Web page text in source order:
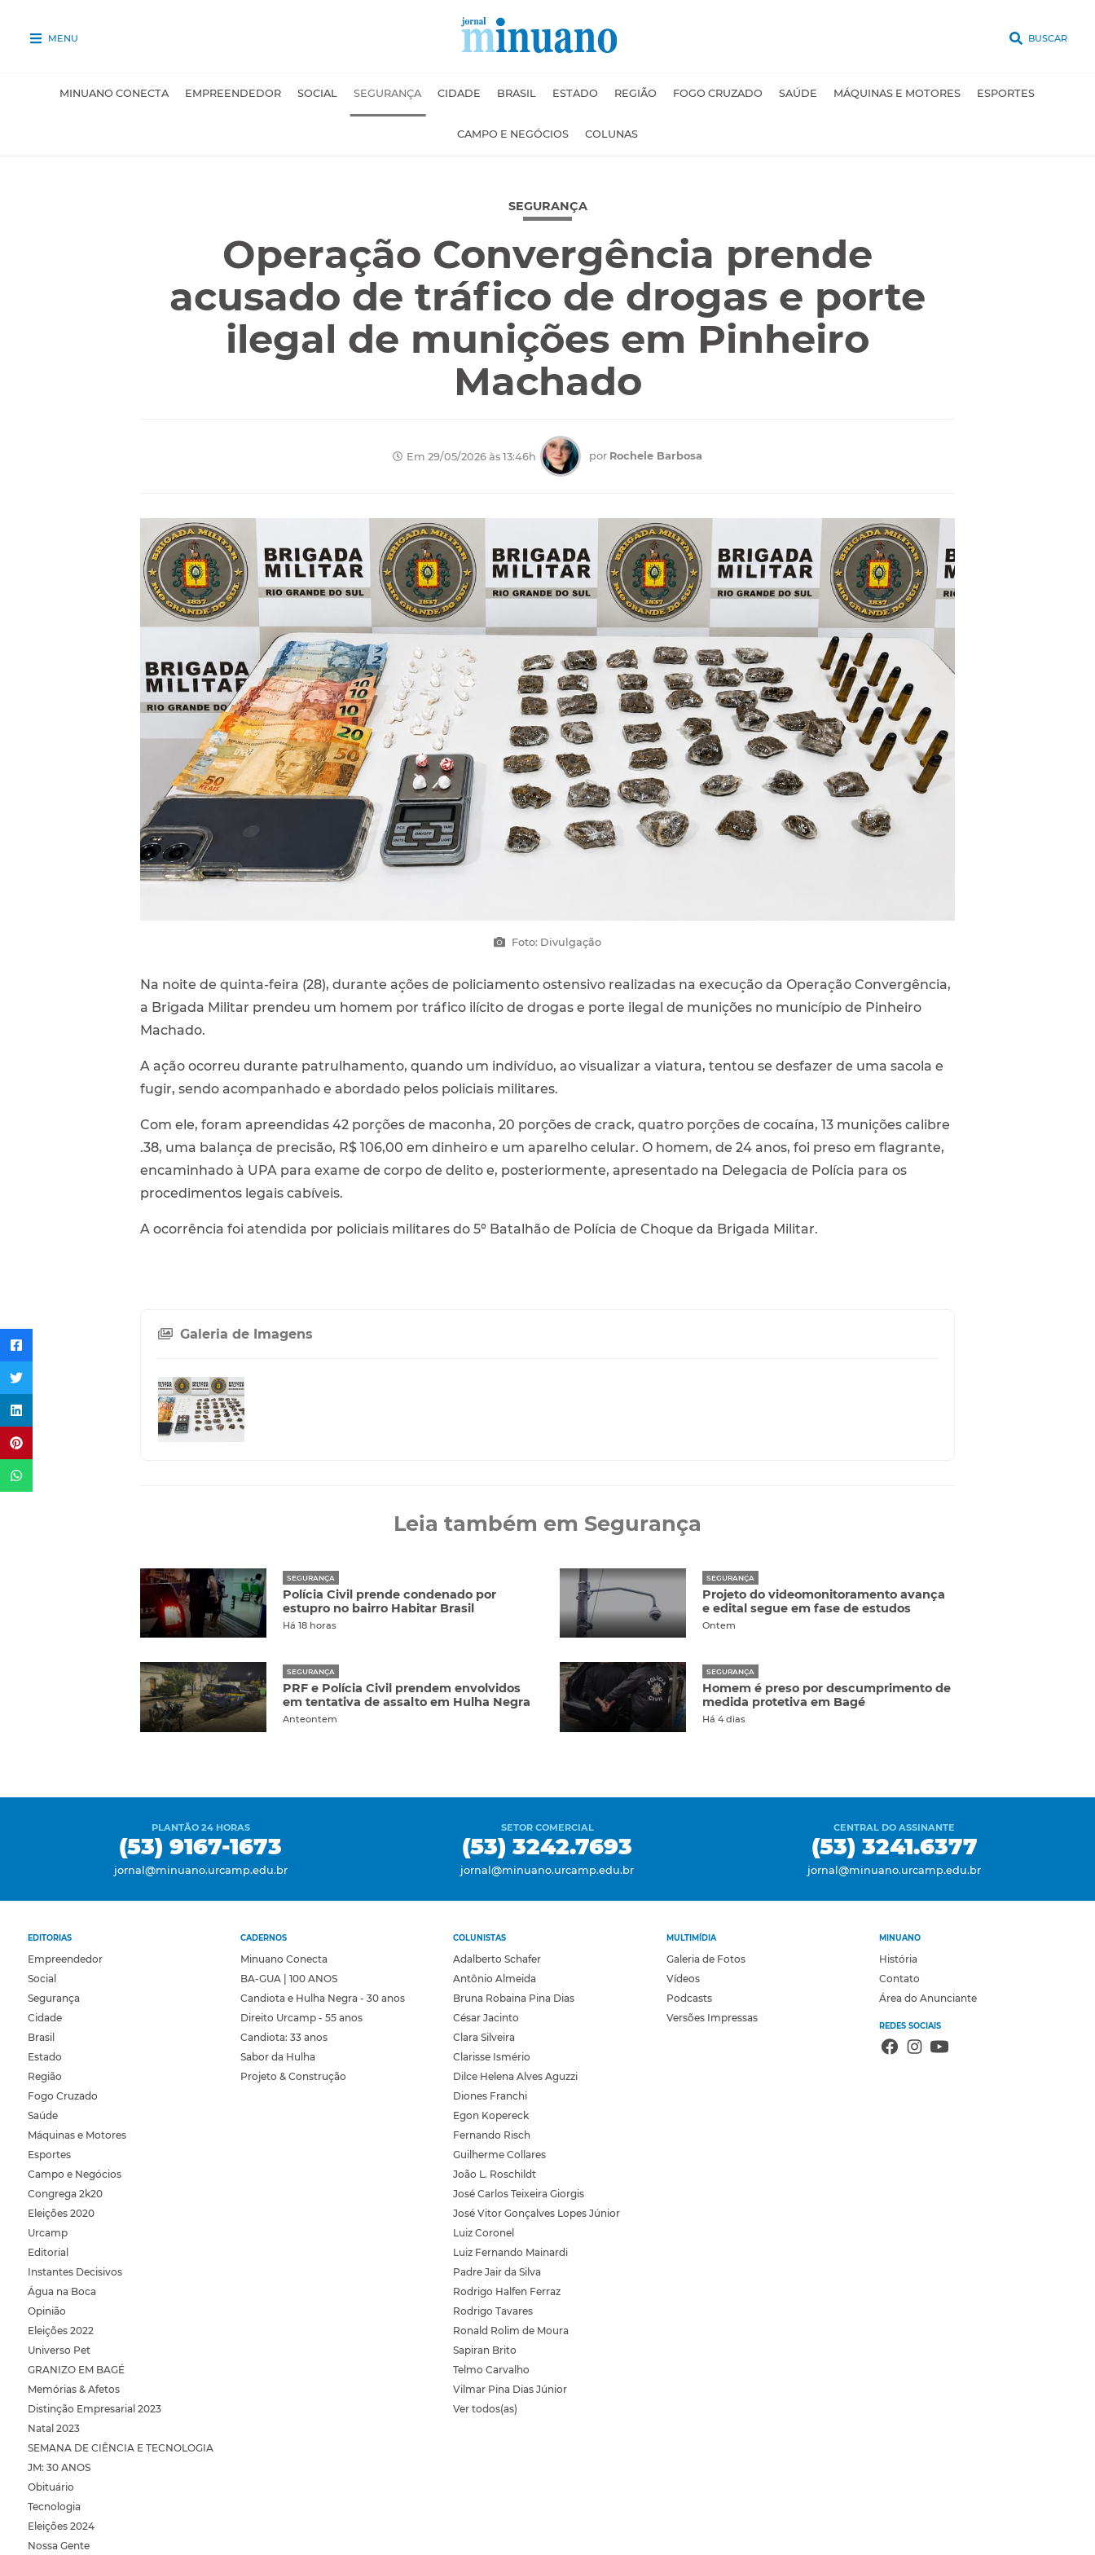
MENU BUSCAR
MINUANO CONECTA EMPREENDEDOR SOCIAL SEGURANÇA CIDADE BRASIL ESTADO REGIÃO FOGO CRUZADO SAÚDE MÁQUINAS E MOTORES ESPORTES
CAMPO E NEGÓCIOS COLUNAS
SEGURANÇA
Operação Convergência prende
acusado de tráfico de drogas e porte
ilegal de munições em Pinheiro
Machado
Em 29/05/2026 às 13:46h por Rochele Barbosa
Foto: Divulgação
Na noite de quinta-feira (28), durante ações de policiamento ostensivo realizadas na execução da Operação Convergência,
a Brigada Militar prendeu um homem por tráfico ilícito de drogas e porte ilegal de munições no município de Pinheiro
Machado.
A ação ocorreu durante patrulhamento, quando um indivíduo, ao visualizar a viatura, tentou se desfazer de uma sacola e
fugir, sendo acompanhado e abordado pelos policiais militares.
Com ele, foram apreendidas 42 porções de maconha, 20 porções de crack, quatro porções de cocaína, 13 munições calibre
.38, uma balança de precisão, R$ 106,00 em dinheiro e um aparelho celular. O homem, de 24 anos, foi preso em flagrante,
encaminhado à UPA para exame de corpo de delito e, posteriormente, apresentado na Delegacia de Polícia para os
procedimentos legais cabíveis.
A ocorrência foi atendida por policiais militares do 5º Batalhão de Polícia de Choque da Brigada Militar.
Galeria de Imagens
Leia também em Segurança
SEGURANÇA
Polícia Civil prende condenado por
estupro no bairro Habitar Brasil
Há 18 horas
SEGURANÇA
Projeto do videomonitoramento avança
e edital segue em fase de estudos
Ontem
SEGURANÇA
PRF e Polícia Civil prendem envolvidos
em tentativa de assalto em Hulha Negra
Anteontem
SEGURANÇA
Homem é preso por descumprimento de
medida protetiva em Bagé
Há 4 dias
PLANTÃO 24 HORAS
(53) 9167-1673
jornal@minuano.urcamp.edu.br
SETOR COMERCIAL
(53) 3242.7693
jornal@minuano.urcamp.edu.br
CENTRAL DO ASSINANTE
(53) 3241.6377
jornal@minuano.urcamp.edu.br
EDITORIAS
Empreendedor
Social
Segurança
Cidade
Brasil
Estado
Região
Fogo Cruzado
Saúde
Máquinas e Motores
Esportes
Campo e Negócios
Congrega 2k20
Eleições 2020
Urcamp
Editorial
Instantes Decisivos
Água na Boca
Opinião
Eleições 2022
Universo Pet
GRANIZO EM BAGÉ
Memórias & Afetos
Distinção Empresarial 2023
Natal 2023
SEMANA DE CIÊNCIA E TECNOLOGIA
JM: 30 ANOS
Obituário
Tecnologia
Eleições 2024
Nossa Gente
CADERNOS
Minuano Conecta
BA-GUA | 100 ANOS
Candiota e Hulha Negra - 30 anos
Direito Urcamp - 55 anos
Candiota: 33 anos
Sabor da Hulha
Projeto & Construção
COLUNISTAS
Adalberto Schafer
Antônio Almeida
Bruna Robaina Pina Dias
César Jacinto
Clara Silveira
Clarisse Ismério
Dilce Helena Alves Aguzzi
Diones Franchi
Egon Kopereck
Fernando Risch
Guilherme Collares
João L. Roschildt
José Carlos Teixeira Giorgis
José Vitor Gonçalves Lopes Júnior
Luiz Coronel
Luiz Fernando Mainardi
Padre Jair da Silva
Rodrigo Halfen Ferraz
Rodrigo Tavares
Ronald Rolim de Moura
Sapiran Brito
Telmo Carvalho
Vilmar Pina Dias Júnior
Ver todos(as)
MULTIMÍDIA
Galeria de Fotos
Vídeos
Podcasts
Versões Impressas
MINUANO
História
Contato
Área do Anunciante
REDES SOCIAIS